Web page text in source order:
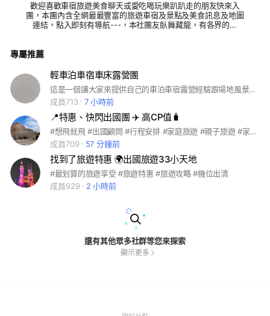
歡迎喜歡車宿旅遊美食聊天或愛吃喝玩樂趴趴走的朋友快來入
團，本團內含全網最最豐富的旅遊車宿及景點及美食訊息及地圖
連結，點入即刻有導航---，本社團友臥舞藏龍，有各界的達
～專業吃貨及旅遊行家在線--分享旅遊訊息及美景和美食，最近
多最新旅遊訊息
專屬推薦
輕車泊車宿車床露營團
這是一個讓大家來提供自己的車泊車宿露營經驗跟場地風景分享
成員713
7 小時前
📍特惠、快閃出國團 ✈️ 高CP值🧳
#想飛就飛 #出國顧問 #行程安排 #家庭旅遊 #親子旅遊 #家族旅遊 #員工旅遊 #旅遊 #世界 #世界旅遊 #飛出國 #玩世界 #旅行社 #旅行團 #出國
成員709
57 分鐘前
找到了旅遊特惠 🌍出國旅遊33小天地
#最划算的旅遊享受 #旅遊特惠 #旅遊攻略 #機位出清
成員929
2 小時前
還有其他眾多社群等您來探索
顯示更多